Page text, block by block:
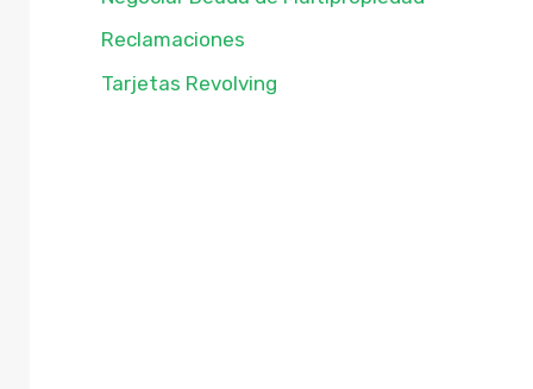
Reclamaciones
Tarjetas Revolving